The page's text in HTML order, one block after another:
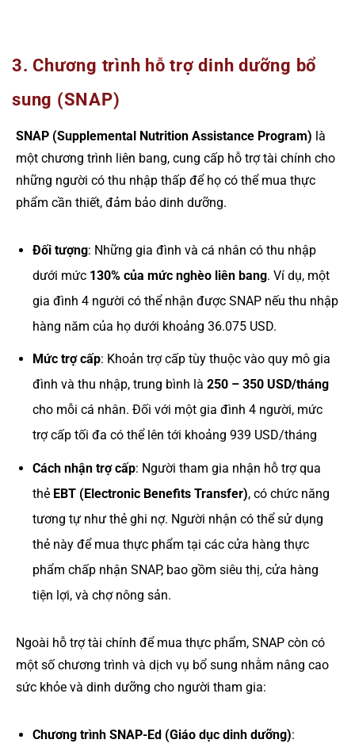
3. Chương trình hỗ trợ dinh dưỡng bổ
sung (SNAP)
SNAP (Supplemental Nutrition Assistance Program) là
một chương trình liên bang, cung cấp hỗ trợ tài chính cho
những người có thu nhập thấp để họ có thể mua thực
phẩm cần thiết, đảm bảo dinh dưỡng.
Đối tượng: Những gia đình và cá nhân có thu nhập
dưới mức 130% của mức nghèo liên bang. Ví dụ, một
gia đình 4 người có thể nhận được SNAP nếu thu nhập
hàng năm của họ dưới khoảng 36.075 USD.
Mức trợ cấp: Khoản trợ cấp tùy thuộc vào quy mô gia
đình và thu nhập, trung bình là 250 – 350 USD/tháng
cho mỗi cá nhân​. Đối với một gia đình 4 người, mức
trợ cấp tối đa có thể lên tới khoảng 939 USD/tháng
Cách nhận trợ cấp: Người tham gia nhận hỗ trợ qua
thẻ EBT (Electronic Benefits Transfer), có chức năng
tương tự như thẻ ghi nợ. Người nhận có thể sử dụng
thẻ này để mua thực phẩm tại các cửa hàng thực
phẩm chấp nhận SNAP, bao gồm siêu thị, cửa hàng
tiện lợi, và chợ nông sản.
Ngoài hỗ trợ tài chính để mua thực phẩm, SNAP còn có
một số chương trình và dịch vụ bổ sung nhằm nâng cao
sức khỏe và dinh dưỡng cho người tham gia:
Chương trình SNAP-Ed (Giáo dục dinh dưỡng):